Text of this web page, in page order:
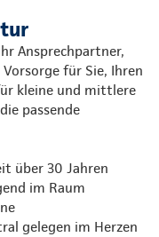
Ansprechpartner,
für Sie, Ihren
kleine und mittlere
passende
über 30 Jahren
im Raum
gelegen im Herzen